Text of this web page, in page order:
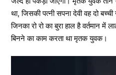
था, जिसकी पत्नी सपना देवी वह दो
जिनका रो रो का बुरा हाल है वर्तमान में
बिनने का काम करता था मृतक युवक।